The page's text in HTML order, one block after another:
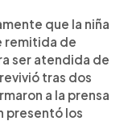
que la niña
remitida de
ser atendida de
tras dos
a la prensa
presentó los